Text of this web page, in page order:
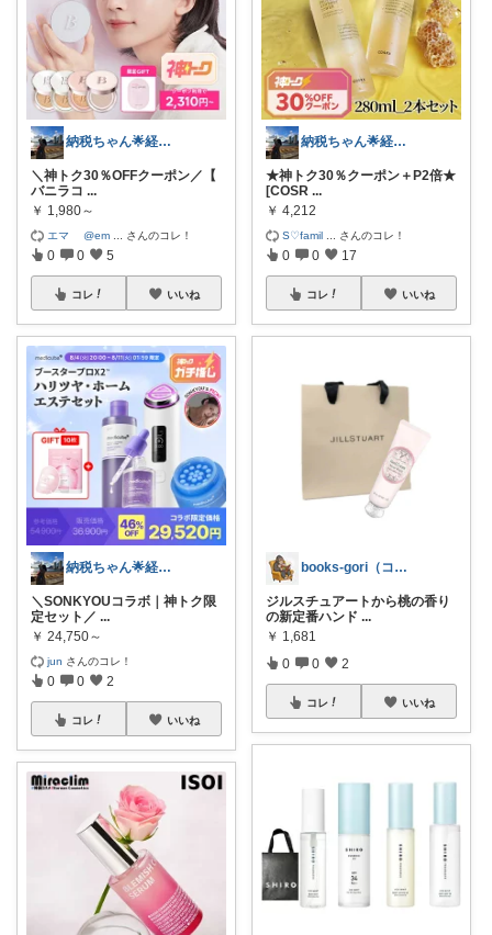
納税ちゃん🌟経由購入★
＼神トク30％OFFクーポン／【
バニラコ ...
￥ 1,980～
エマ @em さんのコレ！
0 0 5
コレ いいね
納税ちゃん🌟経由購入★
＼SONKYOUコラボ｜神トク限
定セット／ ...
￥ 24,750～
jun さんのコレ！
0 0 2
コレ いいね
納税ちゃん🌟経由購入★
★神トク30％クーポン＋P2倍★
[COSR ...
￥ 4,212
S♡famil さんのコレ！
0 0 17
コレ いいね
books-gori（コミック・本など）
ジルスチュアートから桃の香り
の新定番ハンド ...
￥ 1,681
0 0 2
コレ いいね